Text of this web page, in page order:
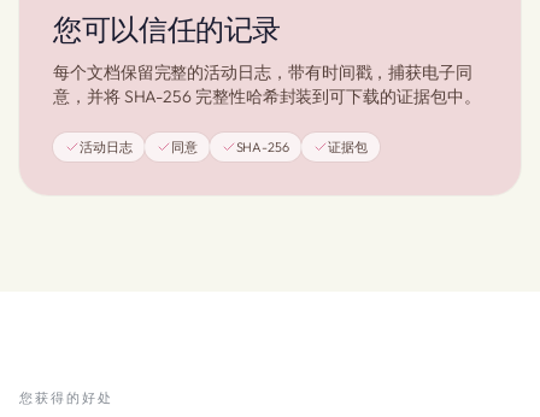
您可以信任的记录
每个文档保留完整的活动日志，带有时间戳，捕获电子同
意，并将 SHA-256 完整性哈希封装到可下载的证据包中。
活动日志 同意 SHA-256 证据包
您获得的好处